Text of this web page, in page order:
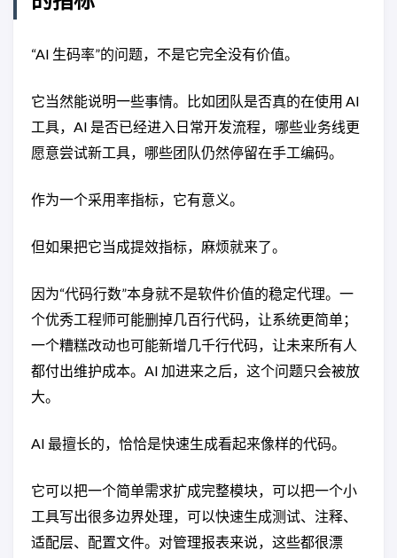
“AI 生码率”的问题，不是它完全没有价值。
它当然能说明一些事情。比如团队是否真的在使用 AI
工具，AI 是否已经进入日常开发流程，哪些业务线更
愿意尝试新工具，哪些团队仍然停留在手工编码。
作为一个采用率指标，它有意义。
但如果把它当成提效指标，麻烦就来了。
因为“代码行数”本身就不是软件价值的稳定代理。一
个优秀工程师可能删掉几百行代码，让系统更简单；
一个糟糕改动也可能新增几千行代码，让未来所有人
都付出维护成本。AI 加进来之后，这个问题只会被放
大。
AI 最擅长的，恰恰是快速生成看起来像样的代码。
它可以把一个简单需求扩成完整模块，可以把一个小
工具写出很多边界处理，可以快速生成测试、注释、
适配层、配置文件。对管理报表来说，这些都很漂